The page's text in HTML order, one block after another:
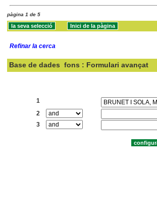
pàgina 1 de 5
Refinar la cerca
Base de dades fons : Formulari avançat
1
2
3